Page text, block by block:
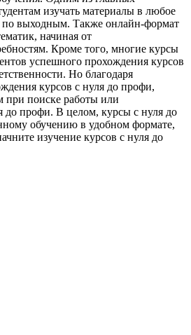
изучать материалы в любое
по выходным. Также онлайн-формат
начиная от
Кроме того, многие курсы
успешного прохождения курсов
Но благодаря
курсов с нуля до профи,
при поиске работы или
до профи. В целом, курсы с нуля до
обучению в удобном формате,
изучение курсов с нуля до